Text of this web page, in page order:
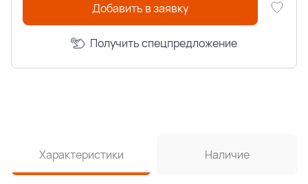
Добавить в заявку
Получить спецпредложение
Характеристики Наличие